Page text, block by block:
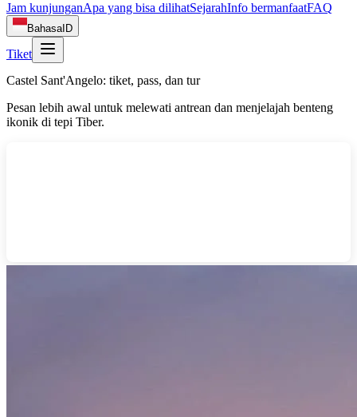
Jam kunjunganApa yang bisa dilihatSejarahInfo bermanfaatFAQ
BahasaID
Tiket
Castel Sant'Angelo: tiket, pass, dan tur
Pesan lebih awal untuk melewati antrean dan menjelajah benteng
ikonik di tepi Tiber.